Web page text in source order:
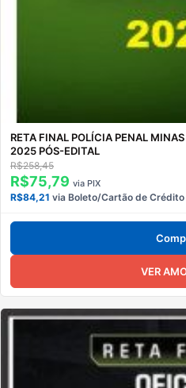
RETA FINAL POLÍCIA PENAL
2025 PÓS-EDITAL
R$258,45
R$75,79 via PIX
R$84,21 via Boleto/Cartão de Crédito
VER